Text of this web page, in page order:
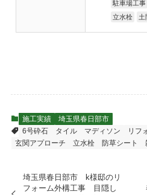
駐車場工事
立水栓
土
施工実績
埼玉県春日部市
6号砕石
タイル マディソン リフ
玄関アプローチ
立水栓 防草シート
埼玉県春日部市 k様邸のリ
フォーム外構工事 目隠し